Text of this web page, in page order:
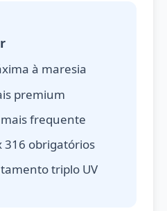
à maresia
premium
frequente
316 obrigatórios
triplo UV